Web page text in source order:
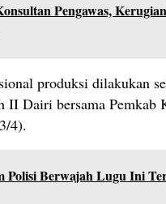
Pengawas,
produksi dilakukan
II Dairi bersama Pemkab
4).
Polisi Berwajah Lugu Ini